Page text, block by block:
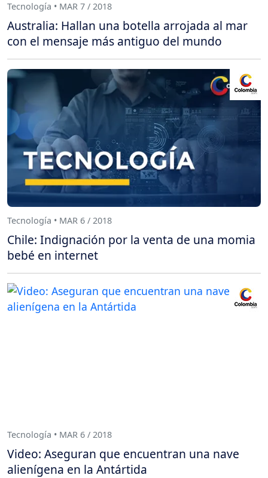
Tecnología • MAR 7 / 2018
Australia: Hallan una botella arrojada al mar
con el mensaje más antiguo del mundo
Tecnología • MAR 6 / 2018
Chile: Indignación por la venta de una momia
bebé en internet
Tecnología • MAR 6 / 2018
Video: Aseguran que encuentran una nave
alienígena en la Antártida